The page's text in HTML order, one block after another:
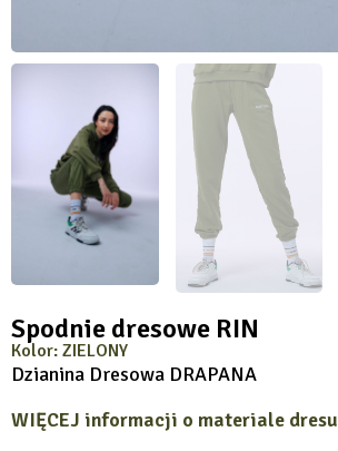
Spodnie dresowe RIN
Kolor: ZIELONY
Dzianina Dresowa DRAPANA
WIĘCEJ informacji o materiale dresu